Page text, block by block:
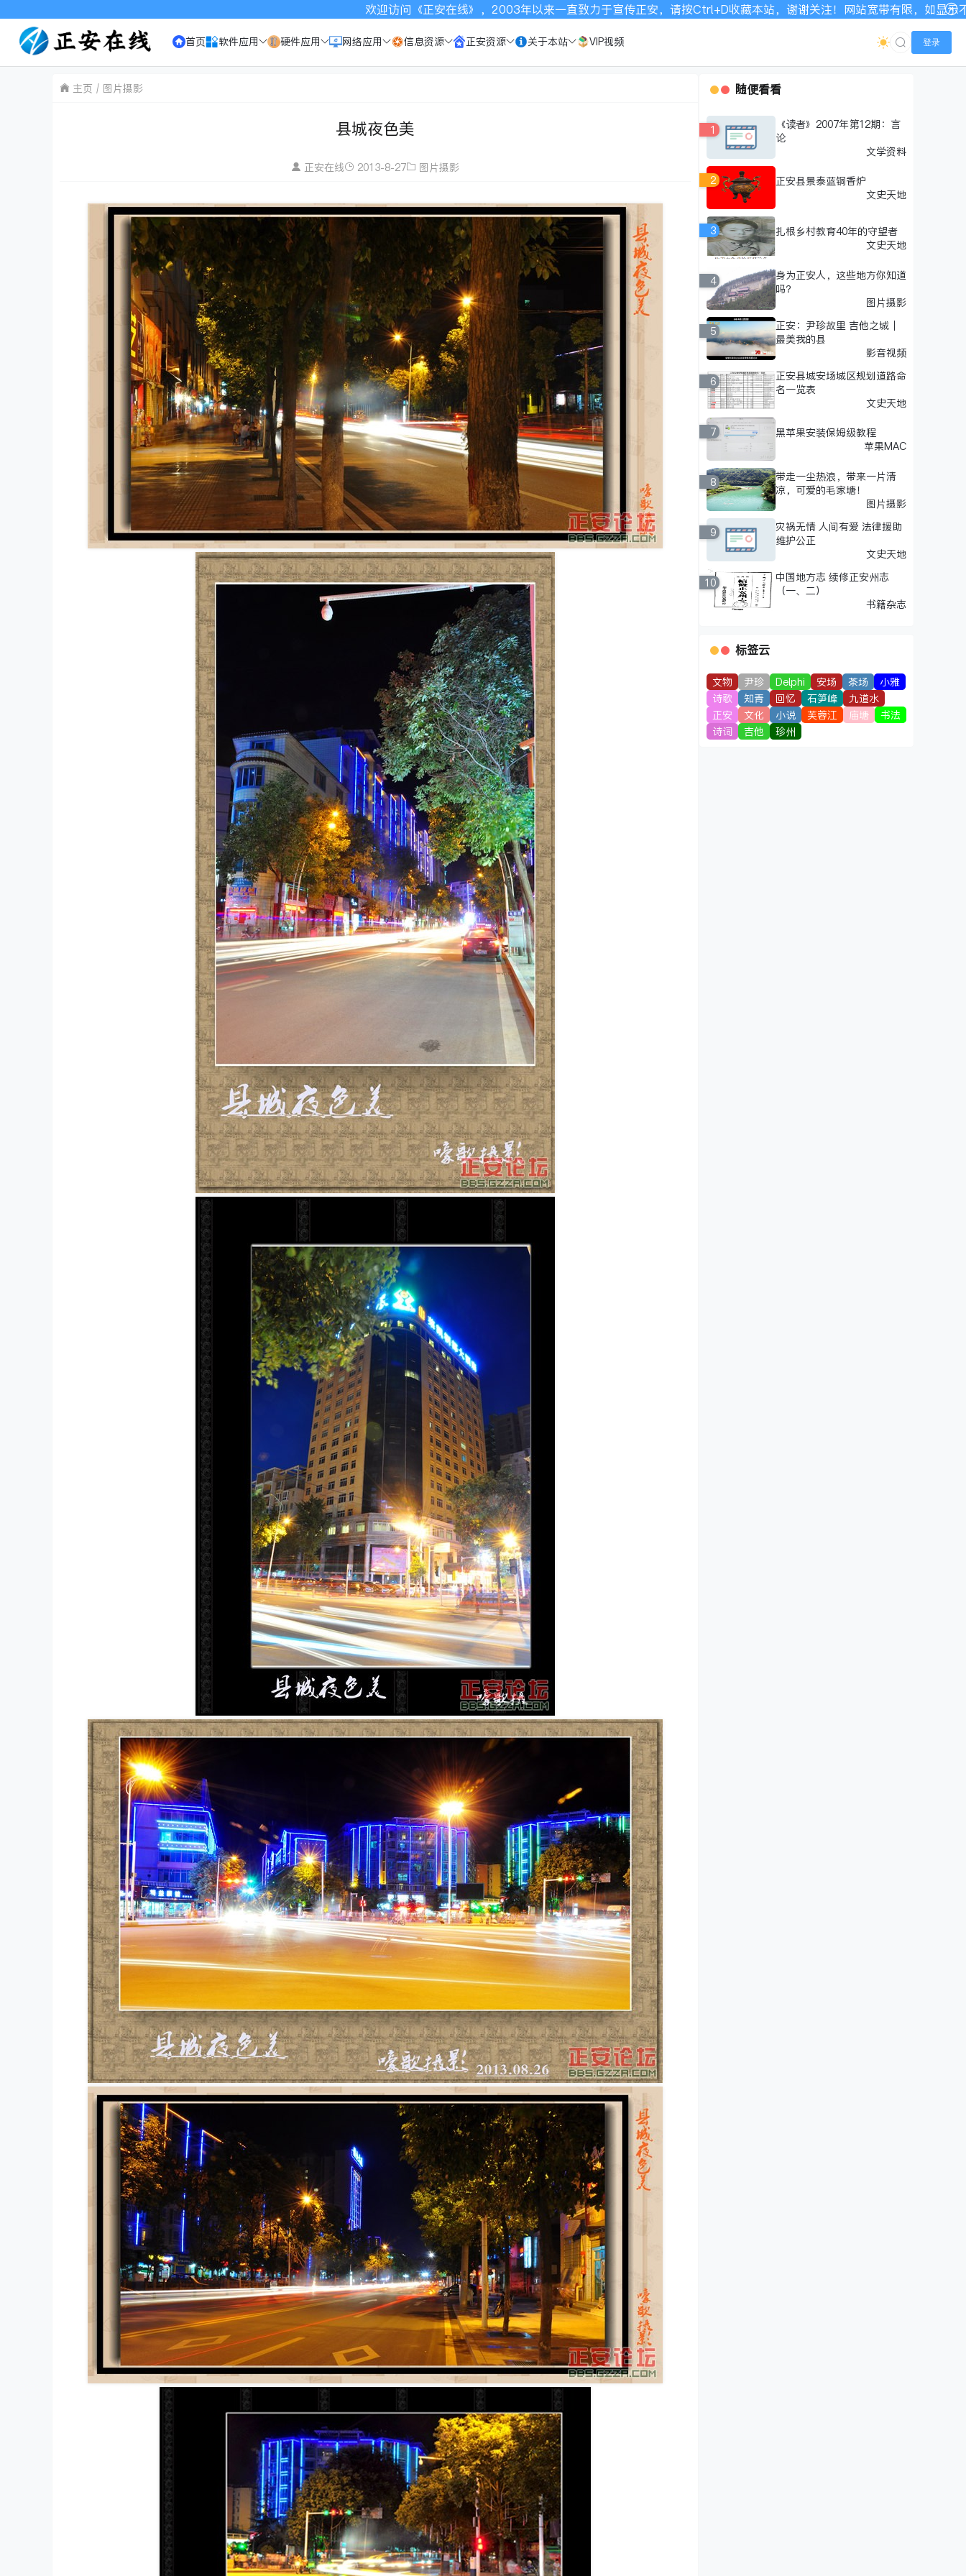
欢迎访问《正安在线》，2003年以来一直致力于宣传正安，请按Ctrl+D收藏本站，谢谢关注！网站宽带有限，如显示不全请刷新加载！
首页 软件应用 硬件应用 网络应用 信息资源 正安资源 关于本站 VIP视频 登录
主页 图片摄影
县城夜色美
正安在线 2013-8-27 图片摄影
随便看看
1
《读者》2007年第12期：言
论
文学资料
2
正安县景泰蓝铜香炉
文史天地
3
扎根乡村教育40年的守望者
文史天地
4
身为正安人，这些地方你知道
吗？
图片摄影
5
正安：尹珍故里 吉他之城｜
最美我的县
影音视频
6
正安县城安场城区规划道路命
名一览表
文史天地
7
黑苹果安装保姆级教程
苹果MAC
8
带走一尘热浪，带来一片清
凉，可爱的毛家塘！
图片摄影
9
灾祸无情 人间有爱 法律援助
维护公正
文史天地
10
中国地方志 续修正安州志
（一、二）
书籍杂志
标签云
文物 尹珍 Delphi 安场 茶场
小雅
诗歌
知青 回忆 石笋峰
九道水
正安
文化 小说 芙蓉江 庙塘
书法
诗词
吉他 珍州